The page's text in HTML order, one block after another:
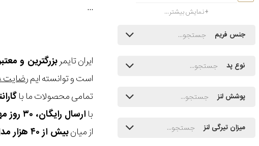
...
ایران تایمربزرگترین و
است و توانسته ایمرضایت ۹۸% از خریداران
تمامی محصولات ما باگارانتی
باارسال رایگان، ۳۰ روز مهلت بازگشت، امکان خرید حضوری و انتخاب بین ۳ محصول
از میانبیش از ۴۰ هزار مدل ساعت و اکسسوری اورجینال
نمایش بیشتر...
جنس فریم
نوع پد
پوشش لنز
میزان تیرگی لنز